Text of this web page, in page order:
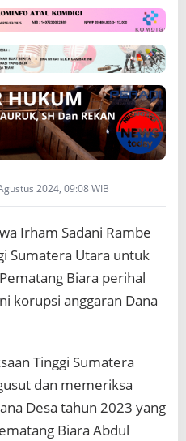
2024, 09:08 WIB
Irham Sadani Rambe
Sumatera Utara untuk
Biara perihal
korupsi anggaran Dana
Tinggi Sumatera
dan memeriksa
Desa tahun 2023 yang
Biara Abdul